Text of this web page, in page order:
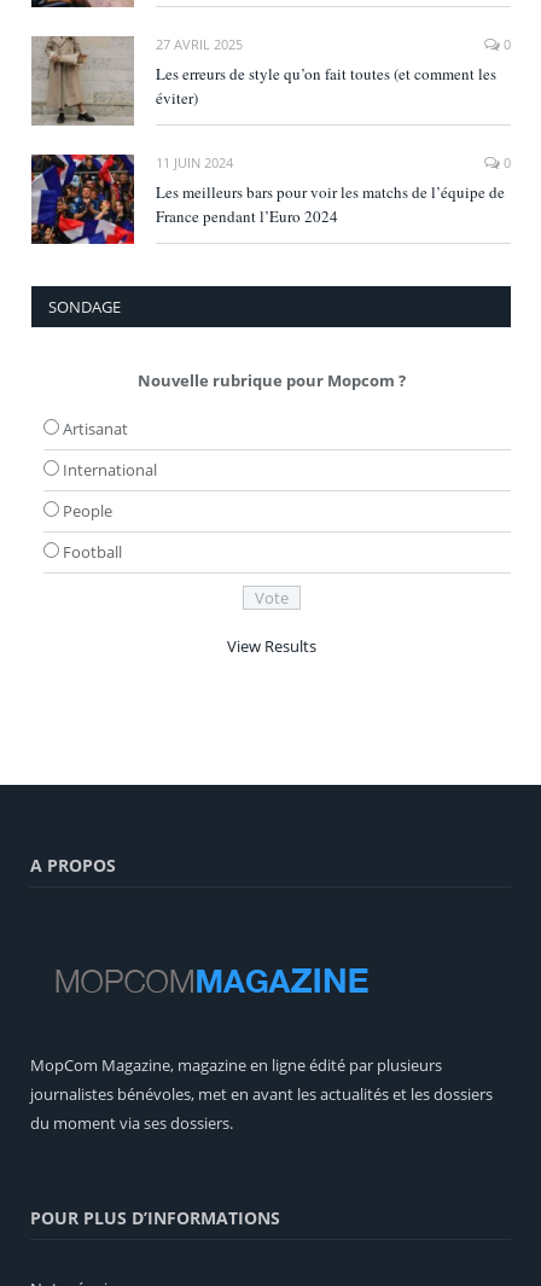
27 AVRIL 2025 0
Les erreurs de style qu’on fait toutes (et comment les
éviter)
11 JUIN 2024 0
Les meilleurs bars pour voir les matchs de l’équipe de
France pendant l’Euro 2024
SONDAGE
Nouvelle rubrique pour Mopcom ?
Artisanat
International
People
Football
View Results
A PROPOS
MopCom Magazine, magazine en ligne édité par plusieurs
journalistes bénévoles, met en avant les actualités et les dossiers
du moment via ses dossiers.
POUR PLUS D’INFORMATIONS